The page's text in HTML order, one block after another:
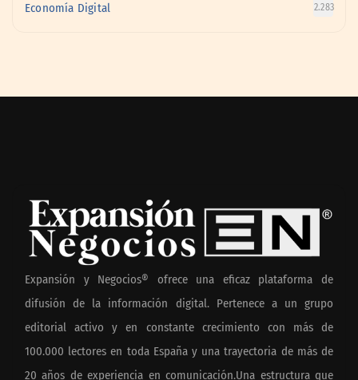
Economía Digital 2.283
Expansión y Negocios® ofrece una eficaz plataforma de
difusión de la información digital. Pertenece a un grupo
editorial activo y en constante crecimiento con más de
100.000 lectores en toda España y una trayectoria de más de
20 años de experiencia en comunicación.Una estructura que